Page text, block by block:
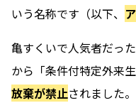
いう名称です（以下、
亀すくいで人気者だっ
から「条件付特定外来
放棄が禁止されました